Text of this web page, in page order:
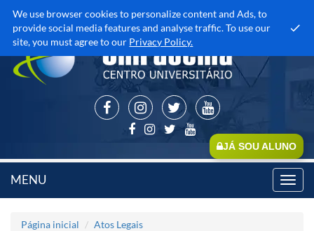
We use browser cookies to personalize content and Ads, to
provide social media features and analyse traffic. To use our
site, you must agree to our Privacy Policy.
JÁ SOU ALUNO
MENU
Página inicial
Atos Legais